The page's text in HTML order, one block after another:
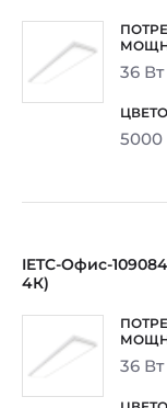
36 Вт
5000
IETC-Офис-
4К)
36 Вт